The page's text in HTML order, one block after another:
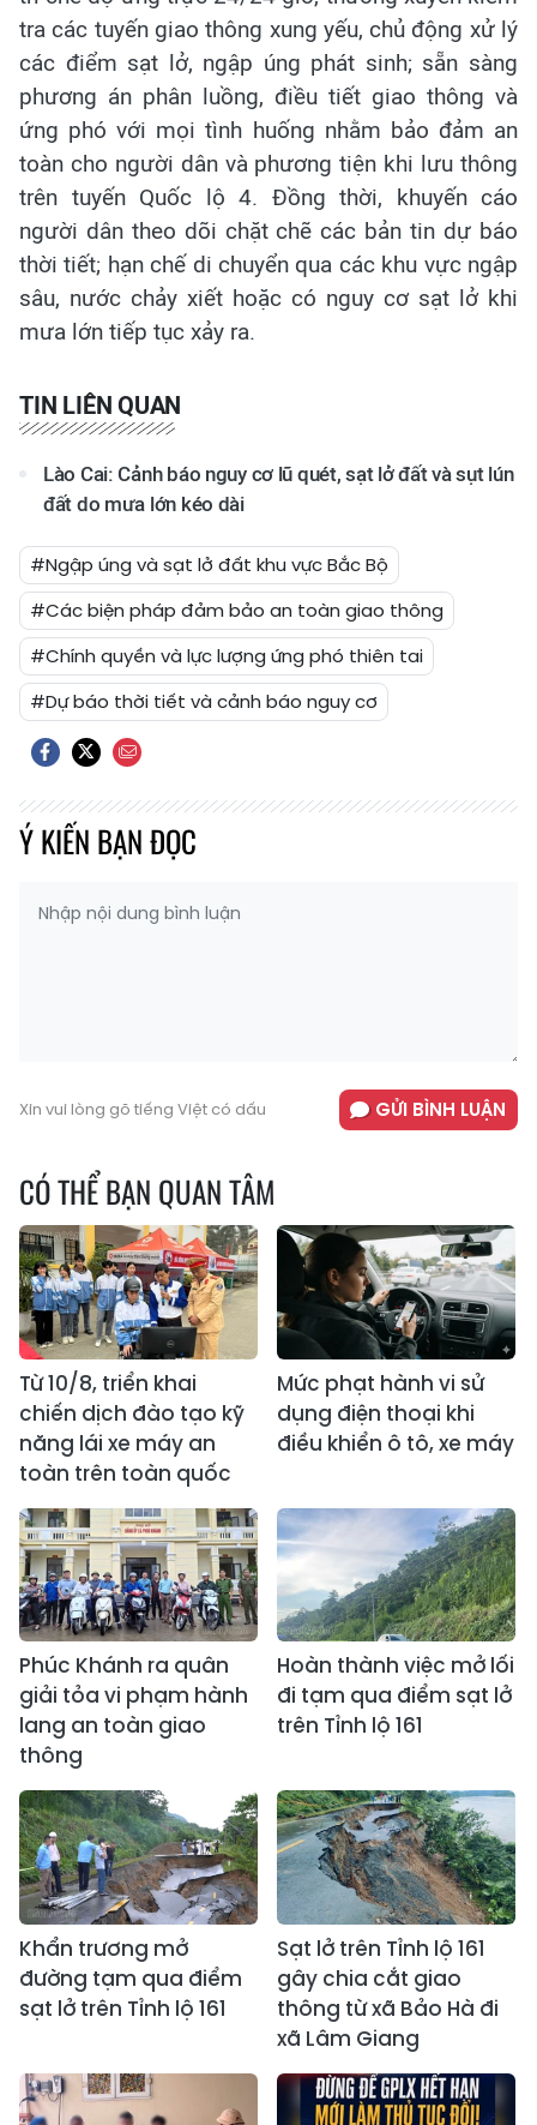
tra các tuyến giao thông xung yếu, chủ động xử lý
các điểm sạt lở, ngập úng phát sinh; sẵn sàng
phương án phân luồng, điều tiết giao thông và
ứng phó với mọi tình huống nhằm bảo đảm an
toàn cho người dân và phương tiện khi lưu thông
trên tuyến Quốc lộ 4. Đồng thời, khuyến cáo
người dân theo dõi chặt chẽ các bản tin dự báo
thời tiết; hạn chế di chuyển qua các khu vực ngập
sâu, nước chảy xiết hoặc có nguy cơ sạt lở khi
mưa lớn tiếp tục xảy ra.
TIN LIÊN QUAN
Lào Cai: Cảnh báo nguy cơ lũ quét, sạt lở đất và sụt lún
đất do mưa lớn kéo dài
#Ngập úng và sạt lở đất khu vực Bắc Bộ
#Các biện pháp đảm bảo an toàn giao thông
#Chính quyền và lực lượng ứng phó thiên tai
#Dự báo thời tiết và cảnh báo nguy cơ
Ý KIẾN BẠN ĐỌC
Xin vui lòng gõ tiếng Việt có dấu GỬI BÌNH LUẬN
CÓ THỂ BẠN QUAN TÂM
Từ 10/8, triển khai
chiến dịch đào tạo kỹ
năng lái xe máy an
toàn trên toàn quốc
Mức phạt hành vi sử
dụng điện thoại khi
điều khiển ô tô, xe máy
Phúc Khánh ra quân
giải tỏa vi phạm hành
lang an toàn giao
thông
Hoàn thành việc mở lối
đi tạm qua điểm sạt lở
trên Tỉnh lộ 161
Khẩn trương mở
đường tạm qua điểm
sạt lở trên Tỉnh lộ 161
Sạt lở trên Tỉnh lộ 161
gây chia cắt giao
thông từ xã Bảo Hà đi
xã Lâm Giang